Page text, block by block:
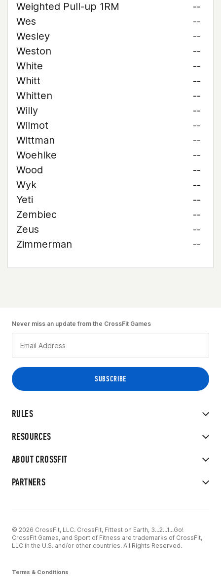
Weighted Pull-up 1RM
--
Wes
--
Wesley
--
Weston
--
White
--
Whitt
--
Whitten
--
Willy
--
Wilmot
--
Wittman
--
Woehlke
--
Wood
--
Wyk
--
Yeti
--
Zembiec
--
Zeus
--
Zimmerman
--
RULES
RESOURCES
ABOUT CROSSFIT
PARTNERS
Never miss an update from the CrossFit Games
© 2026 CrossFit, LLC. CrossFit, Fittest on Earth, 3...2...1...Go!
CrossFit Games, and Sport of Fitness are trademarks of CrossFit,
LLC in the U.S. and/or other countries. All Rights Reserved.
Terms & Conditions